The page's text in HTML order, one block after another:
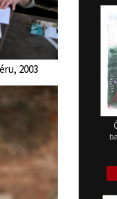
2003